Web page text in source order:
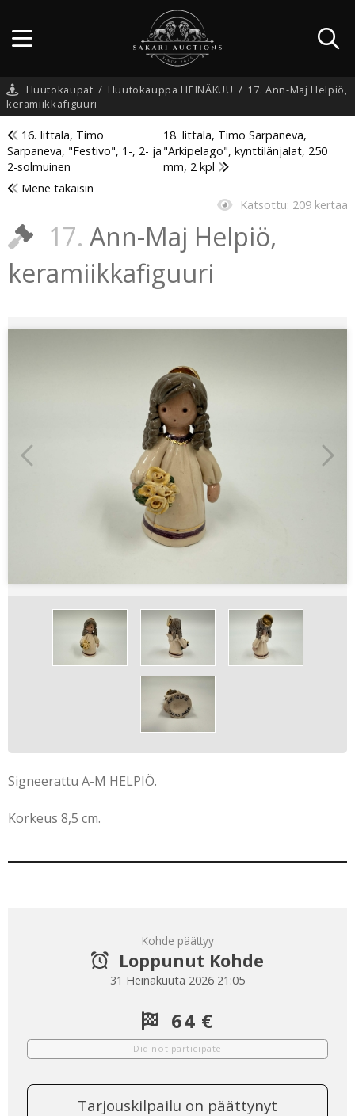
Huutokaupat / Huutokauppa HEINÄKUU / 17. Ann-Maj Helpiö,
keramiikkafiguuri
16. Iittala, Timo
Sarpaneva, "Festivo", 1-, 2- ja
2-solmuinen
18. Iittala, Timo Sarpaneva,
"Arkipelago", kynttilänjalat, 250
mm, 2 kpl
Mene takaisin
Katsottu: 209 kertaa
17. Ann-Maj Helpiö,
keramiikkafiguuri
Signeerattu A-M HELPIÖ.
Korkeus 8,5 cm.
Kohde päättyy
Loppunut Kohde
31 Heinäkuuta 2026 21:05
64 €
Did not participate
Tarjouskilpailu on päättynyt